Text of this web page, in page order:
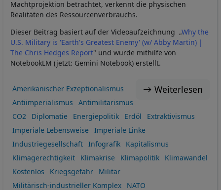
Machtprojektion betrachtet, verkennt die physischen
Realitäten des Ressourcenverbrauchs.
Dieser Beitrag basiert auf der Videoaufzeichnung „Why the
U.S. Military is 'Earth's Greatest Enemy' (w/ Abby Martin) |
The Chris Hedges Report" und wurde mithilfe von
NotebookLM (jetzt: Gemini Notebook) erstellt.
Weiterlesen
Amerikanischer Exzeptionalismus
Antiimperialismus
Antimilitarismus
CO2
Diplomatie Energiepolitik Erdöl
Extraktivismus
Imperiale Lebensweise
Imperiale Linke
Industriegesellschaft
Infografik
Kapitalismus
Klimagerechtigkeit
Klimakrise Klimapolitik
Klimawandel
Kostenlos
Kriegsgefahr
Militär
Militärisch-industrieller Komplex
NATO